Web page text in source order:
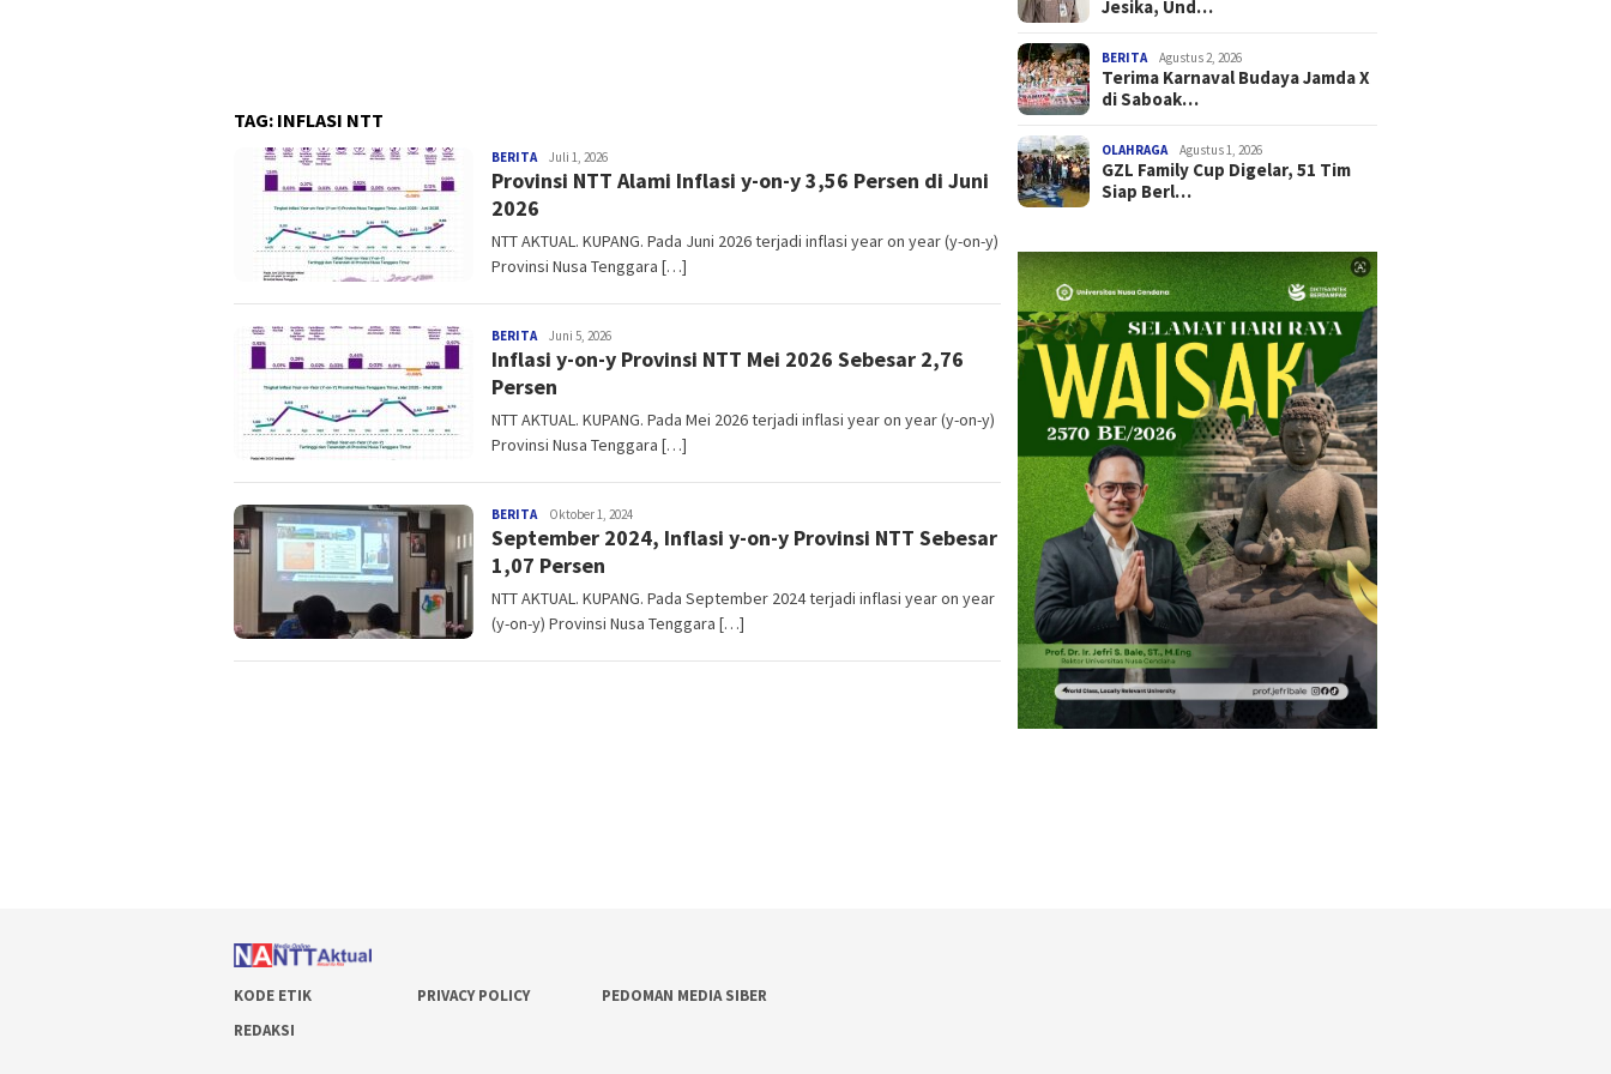
TAG: INFLASI NTT
BERITANTT
AKTUAL
Juli 1, 2026
Provinsi NTT Alami Inflasi y-on-y 3,56 Persen di Juni
2026
NTT AKTUAL. KUPANG. Pada Juni 2026 terjadi inflasi year on year (y-on-y)
Provinsi Nusa Tenggara […]
BERITANTT
AKTUAL
Juni 5, 2026
Inflasi y-on-y Provinsi NTT Mei 2026 Sebesar 2,76
Persen
NTT AKTUAL. KUPANG. Pada Mei 2026 terjadi inflasi year on year (y-on-y)
Provinsi Nusa Tenggara […]
BERITANTT
AKTUAL
Oktober 1, 2024
September 2024, Inflasi y-on-y Provinsi NTT Sebesar
1,07 Persen
NTT AKTUAL. KUPANG. Pada September 2024 terjadi inflasi year on year
(y-on-y) Provinsi Nusa Tenggara […]
Jesika, Und…
BERITA Agustus 2, 2026
Terima Karnaval Budaya Jamda X
di Saboak…
OLAHRAGA Agustus 1, 2026
GZL Family Cup Digelar, 51 Tim
Siap Berl…
KODE ETIK PRIVACY POLICY
PEDOMAN MEDIA SIBER
REDAKSI